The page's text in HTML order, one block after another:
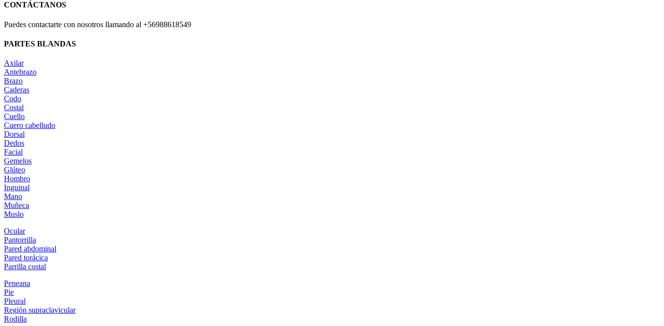
CONTÁCTANOS
Puedes contactarte con nosotros llamando al +56988618549
PARTES BLANDAS
Axilar
Antebrazo
Brazo
Caderas
Codo
Costal
Cuello
Cuero cabelludo
Dorsal
Dedos
Facial
Gemelos
Glúteo
Hombro
Inguinal
Mano
Muñeca
Muslo
Ocular
Pantorrilla
Pared abdominal
Pared torácica
Parrilla costal
Peneana
Pie
Pleural
Región supraclavicular
Rodilla